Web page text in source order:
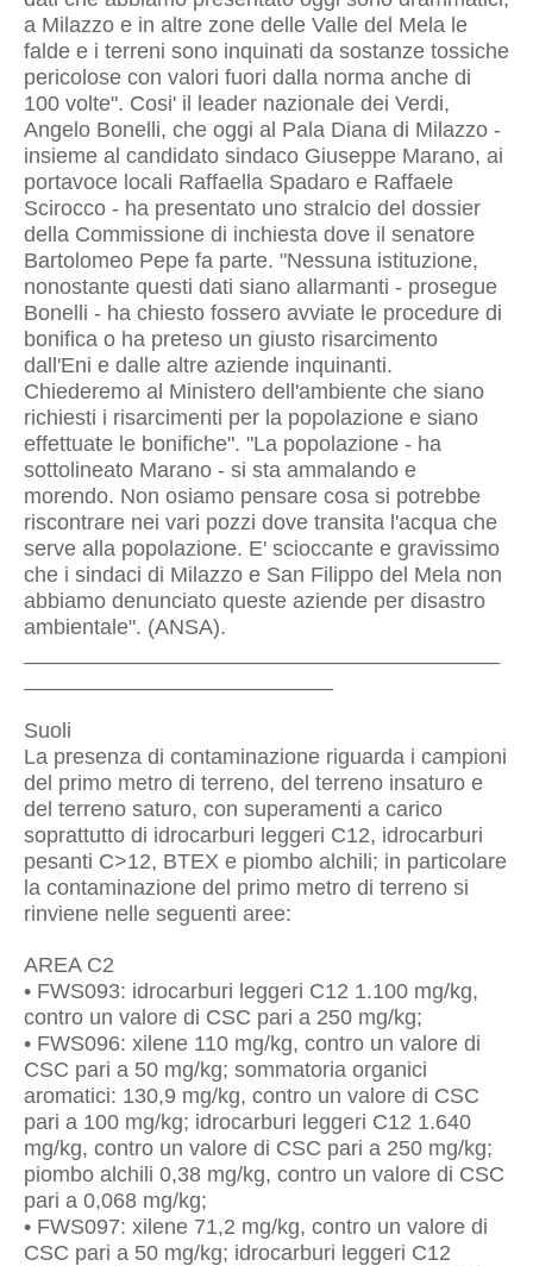
a Milazzo e in altre zone delle Valle del Mela le
falde e i terreni sono inquinati da sostanze tossiche
pericolose con valori fuori dalla norma anche di
100 volte". Cosi' il leader nazionale dei Verdi,
Angelo Bonelli, che oggi al Pala Diana di Milazzo -
insieme al candidato sindaco Giuseppe Marano, ai
portavoce locali Raffaella Spadaro e Raffaele
Scirocco - ha presentato uno stralcio del dossier
della Commissione di inchiesta dove il senatore
Bartolomeo Pepe fa parte. "Nessuna istituzione,
nonostante questi dati siano allarmanti - prosegue
Bonelli - ha chiesto fossero avviate le procedure di
bonifica o ha preteso un giusto risarcimento
dall'Eni e dalle altre aziende inquinanti.
Chiederemo al Ministero dell'ambiente che siano
richiesti i risarcimenti per la popolazione e siano
effettuate le bonifiche". "La popolazione - ha
sottolineato Marano - si sta ammalando e
morendo. Non osiamo pensare cosa si potrebbe
riscontrare nei vari pozzi dove transita l'acqua che
serve alla popolazione. E' scioccante e gravissimo
che i sindaci di Milazzo e San Filippo del Mela non
abbiamo denunciato queste aziende per disastro
ambientale". (ANSA).
Suoli
La presenza di contaminazione riguarda i campioni
del primo metro di terreno, del terreno insaturo e
del terreno saturo, con superamenti a carico
soprattutto di idrocarburi leggeri C12, idrocarburi
pesanti C>12, BTEX e piombo alchili; in particolare
la contaminazione del primo metro di terreno si
rinviene nelle seguenti aree:
AREA C2
• FWS093: idrocarburi leggeri C12 1.100 mg/kg,
contro un valore di CSC pari a 250 mg/kg;
• FWS096: xilene 110 mg/kg, contro un valore di
CSC pari a 50 mg/kg; sommatoria organici
aromatici: 130,9 mg/kg, contro un valore di CSC
pari a 100 mg/kg; idrocarburi leggeri C12 1.640
mg/kg, contro un valore di CSC pari a 250 mg/kg;
piombo alchili 0,38 mg/kg, contro un valore di CSC
pari a 0,068 mg/kg;
• FWS097: xilene 71,2 mg/kg, contro un valore di
CSC pari a 50 mg/kg; idrocarburi leggeri C12